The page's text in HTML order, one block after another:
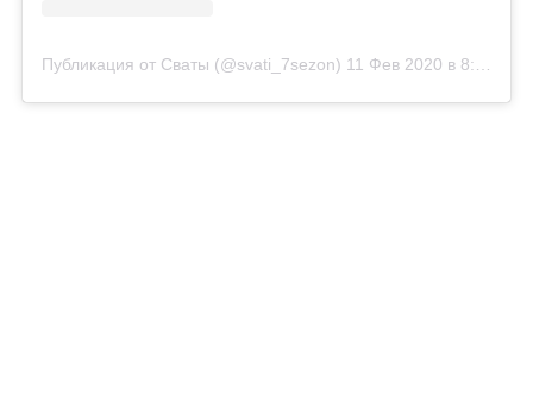
Публикация от Сваты (@svati_7sezon) 11 Фев 2020 в 8:13 PST